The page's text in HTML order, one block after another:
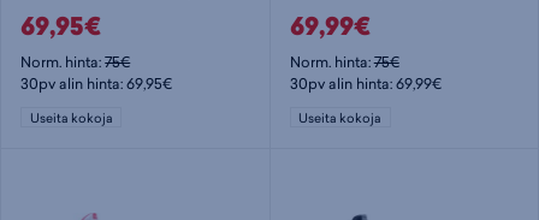
69,95€
Norm. hinta:75€
30pv alin hinta: 69,95€
Useita kokoja
69,99€
Norm. hinta:75€
30pv alin hinta: 69,99€
Useita kokoja